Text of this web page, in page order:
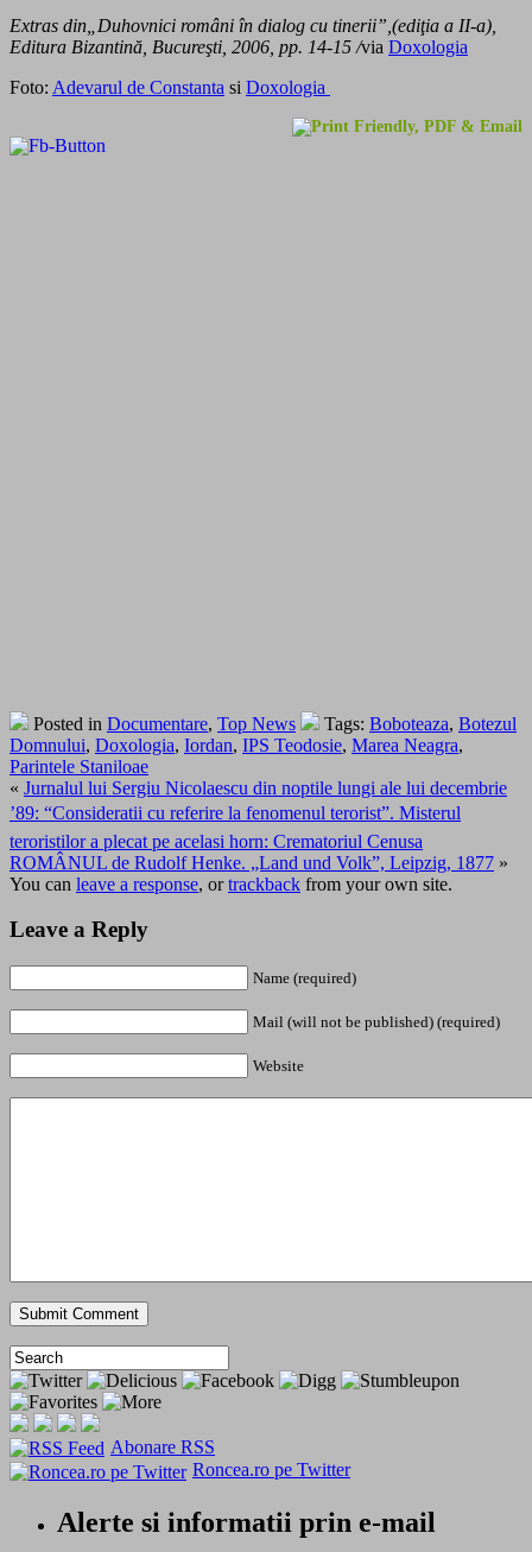
Extras din„Duhovnici români în dialog cu tinerii”,(ediţia a II-a),
Editura Bizantină, Bucureşti, 2006, pp. 14-15 /via Doxologia
Foto: Adevarul de Constanta si Doxologia
Posted in Documentare, Top News Tags: Boboteaza, Botezul
Domnului, Doxologia, Iordan, IPS Teodosie, Marea Neagra,
Parintele Staniloae
« Jurnalul lui Sergiu Nicolaescu din noptile lungi ale lui decembrie
’89: “Consideratii cu referire la fenomenul terorist”. Misterul
teroristilor a plecat pe acelasi horn: Crematoriul Cenusa
ROMÂNUL de Rudolf Henke. „Land und Volk”, Leipzig, 1877 »
You can leave a response, ortrackback from your own site.
Leave a Reply
Name (required)
Mail (will not be published) (required)
Website
Abonare RSS
Roncea.ro pe Twitter
Alerte si informatii prin e-mail